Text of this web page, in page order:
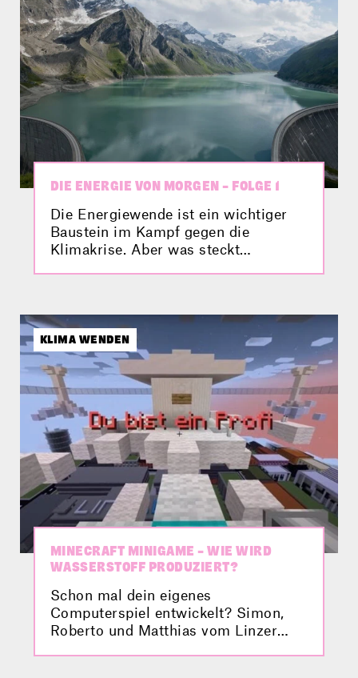
DIE ENERGIE VON MORGEN – FOLGE 1
Die Energiewende ist ein wichtiger
Baustein im Kampf gegen die
Klimakrise. Aber was steckt
wird, und nimmt dich mit zur
Kraftwerksgruppe in Kaprun –
beeindruckend!
KLIMA WENDEN
MINECRAFT MINIGAME – WIE WIRD
WASSERSTOFF PRODUZIERT?
Schon mal dein eigenes
Computerspiel entwickelt? Simon,
Roberto und Matthias vom Linzer